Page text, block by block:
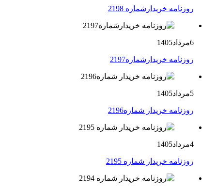
روزنامه خریدارشماره 2198
6مرداد1405
روزنامه خریدارشماره2197
5مرداد1405
روزنامه خریدار شماره2196
4مرداد1405
روزنامه خریدار شماره 2195